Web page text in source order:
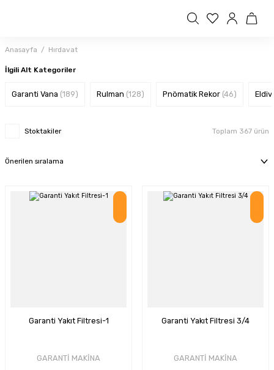
Anasayfa Hırdavat
İlgili Alt Kategoriler
Garanti Vana (189) Rulman (128) Pnömatik Rekor (46)
Stoktakiler Toplam 367 ürün
Garanti Yakıt Filtresi-1
GARANTİ MAKİNA
Garanti Yakıt Filtresi 3/4
GARANTİ MAKİNA